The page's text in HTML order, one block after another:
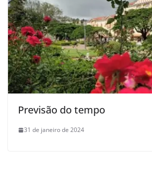
Previsão do tempo
31 de janeiro de 2024